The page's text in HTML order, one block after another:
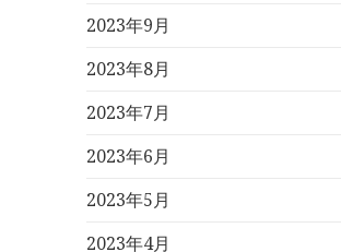
2023年9月
2023年8月
2023年7月
2023年6月
2023年5月
2023年4月